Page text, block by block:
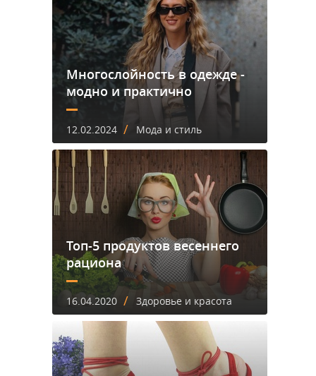
Многослойность в одежде -
модно и практично
12.02.2024 / Мода и стиль
Топ-5 продуктов весеннего
рациона
16.04.2020 / Здоровье и красота